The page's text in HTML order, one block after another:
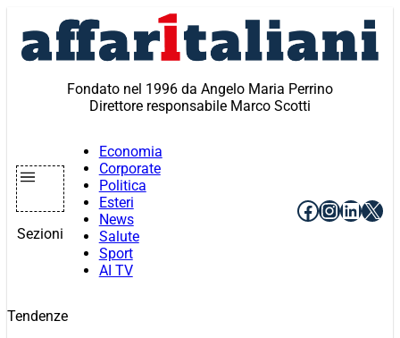
contenuto
Fondato nel 1996 da Angelo Maria Perrino
Direttore responsabile Marco Scotti
Sezioni
Economia
Corporate
Politica
Esteri
News
Salute
Sport
AI TV
Facebook
X
Tendenze